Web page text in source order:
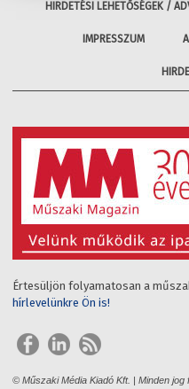
HIRDETÉSI LEHETŐSÉGEK /
IMPRESSZUM
Értesüljön folyamatosan a
hírlevelünkre Ön is!
© Műszaki Média Kiadó Kft. | Minden